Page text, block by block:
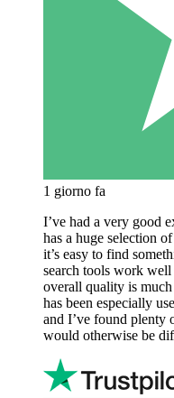
1 giorno fa
I’ve had a very good
has a huge selection
it’s easy to find
search tools work
overall quality is
has been especially
and I’ve found plenty
would otherwise be